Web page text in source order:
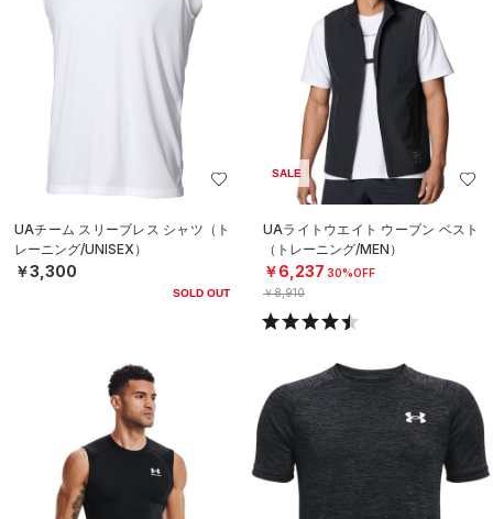
UAチーム スリーブレス シャツ（ト
レーニング/UNISEX）
￥3,300
SOLD OUT
SALE
UAライトウエイト ウーブン ベスト
（トレーニング/MEN）
￥6,237 30%OFF
￥8,910